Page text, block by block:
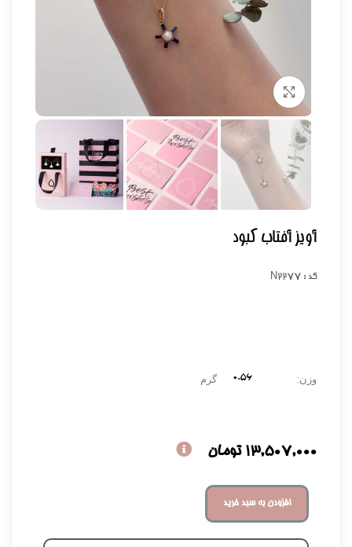
آویز آفتاب کبود
کد : N2277
وزن: 0.۵۶ گرم
13,507,000 تومان
افزودن به سبد خرید